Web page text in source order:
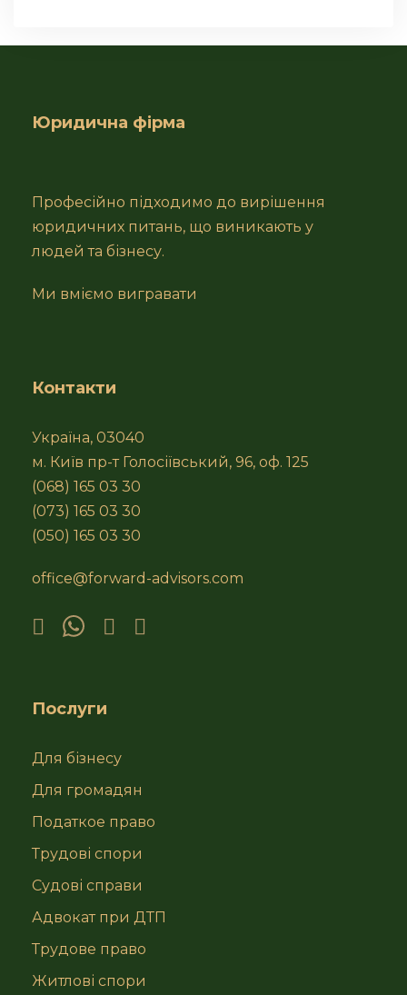
Юридична фірма
Професійно підходимо до вирішення
юридичних питань, що виникають у
людей та бізнесу.
Ми вміємо вигравати
Контакти
Україна, 03040
м. Київ пр-т Голосіївський, 96, оф. 125
(068) 165 03 30
(073) 165 03 30
(050) 165 03 30
office@forward-advisors.com
Послуги
Для бізнесу
Для громадян
Податкое право
Трудові спори
Судові справи
Адвокат при ДТП
Трудове право
Житлові спори